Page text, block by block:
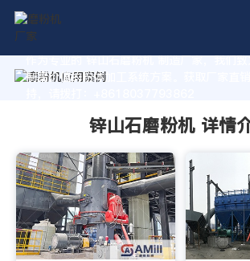
作为专业的 锌山石磨粉机 制造厂家，我们
制高价值的粉体加工系统方案。获取厂家直销
锌山石磨粉机 详情